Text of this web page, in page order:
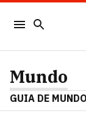
Mundo
GUIA DE MUNDO